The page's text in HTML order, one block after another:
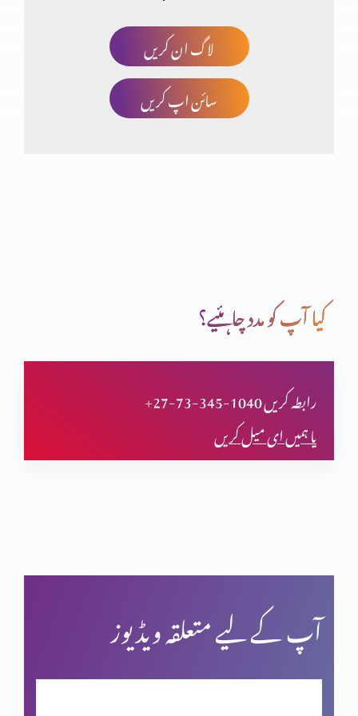
خدا کا منضوبہ
دعا (حصہ اول)
مسیحی مردم شماری اور ہماری زمہ داری
بائبل کی صداقت اور حقّانیَّت (حصہ 3)
لاگ ان کریں
سائن اپ کریں
کیا آپ کو مدد چاہئیے؟
+27-73-345-1040 رابطہ کریں
یا ہمیں ای میل کریں
آپ کے لیے متعلقہ ویڈیوز